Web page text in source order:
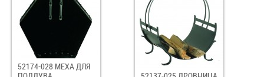
52174-028 МЕХА ДЛЯ